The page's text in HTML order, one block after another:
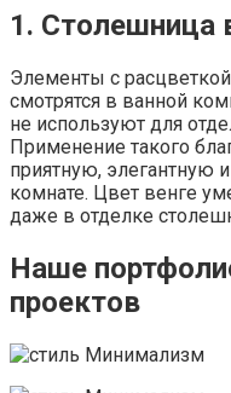
1. Столешница
Элементы с
смотрятся в ванной
не используют для
Применение такого
приятную, элегантную
комнате. Цвет венге
даже в отделке
Наше
проектов